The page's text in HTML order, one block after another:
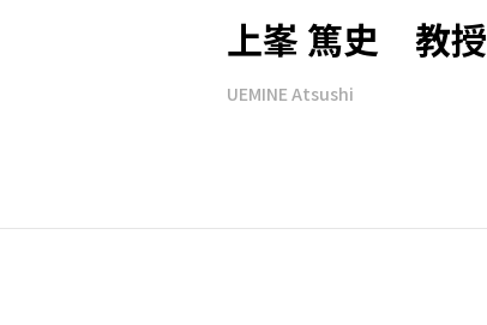
上峯 篤史 教授
UEMINE Atsushi